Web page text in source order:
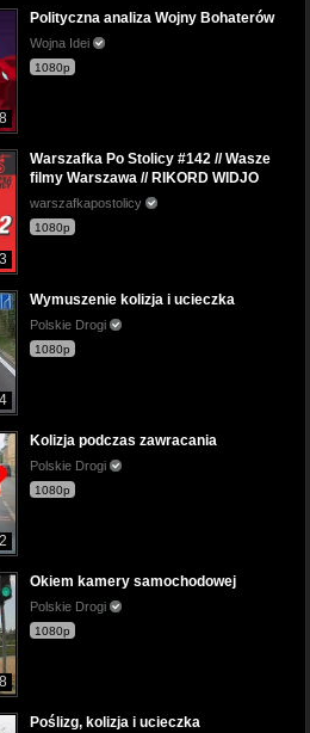
Polityczna analiza Wojny Bohaterów
Wojna Idei
1080p
Warszafka Po Stolicy #142 // Wasze
filmy Warszawa // RIKORD WIDJO
warszafkapostolicy
1080p
Wymuszenie kolizja i ucieczka
Polskie Drogi
1080p
Kolizja podczas zawracania
Polskie Drogi
1080p
Okiem kamery samochodowej
Polskie Drogi
1080p
Poślizg, kolizja i ucieczka